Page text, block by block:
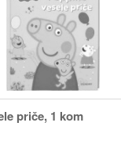
priče, 1 kom